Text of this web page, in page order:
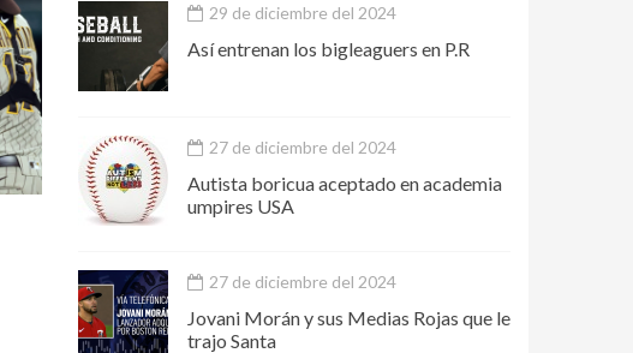
29 de diciembre del 2024
Así entrenan los bigleaguers en P.R
27 de diciembre del 2024
Autista boricua aceptado en academia
umpires USA
27 de diciembre del 2024
Jovani Morán y sus Medias Rojas que le
trajo Santa